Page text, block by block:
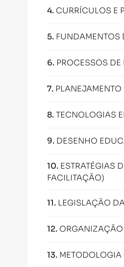
4. CURRÍCULOS E
5.
6. PROCESSOS
7.
8.TECNOLOGIAS
9. DESENHO
10. ESTRATÉGIAS
FACILITAÇÃO)
11. LEGISLAÇÃO
12.
13.